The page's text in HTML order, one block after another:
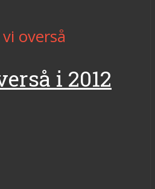
overså
i 2012